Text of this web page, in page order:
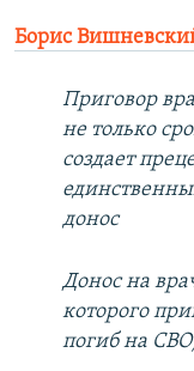
Борис
Приговор
не только
создает
донос
Донос на
которого
погиб на